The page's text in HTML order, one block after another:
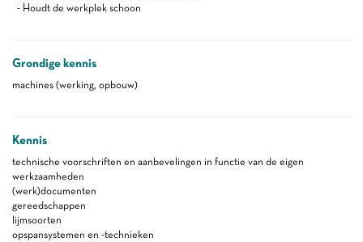
- Houdt de werkplek schoon
Grondige kennis
machines (werking, opbouw)
Kennis
technische voorschriften en aanbevelingen in functie van de eigen
werkzaamheden
(werk)documenten
gereedschappen
lijmsoorten
opspansystemen en -technieken